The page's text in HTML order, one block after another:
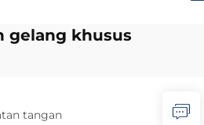
gelang khusus
tangan